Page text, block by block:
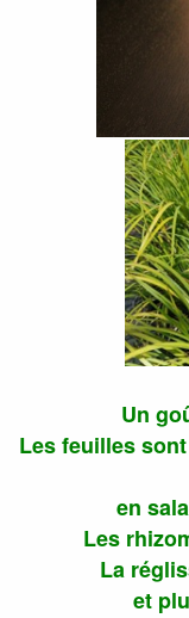
Un
Les feuilles
en
Les
La
et